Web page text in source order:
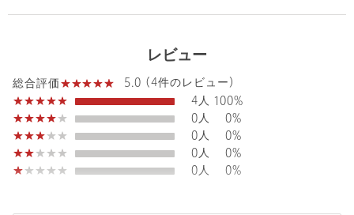
場合は、使用前に必ずご確認ください。
※商品画像は、光の当たり具合やパソコンなどの閲覧環境によ
り、実際の色味と異なって見える場合がございます。あらかじめ
ご了承ください。
※商品の色味の目安は、商品単体の画像をご参照ください。
レビュー
総合評価
5.0 (4件のレビュー)
4人 100%
0人
0%
0人
0%
0人
0%
0人
0%